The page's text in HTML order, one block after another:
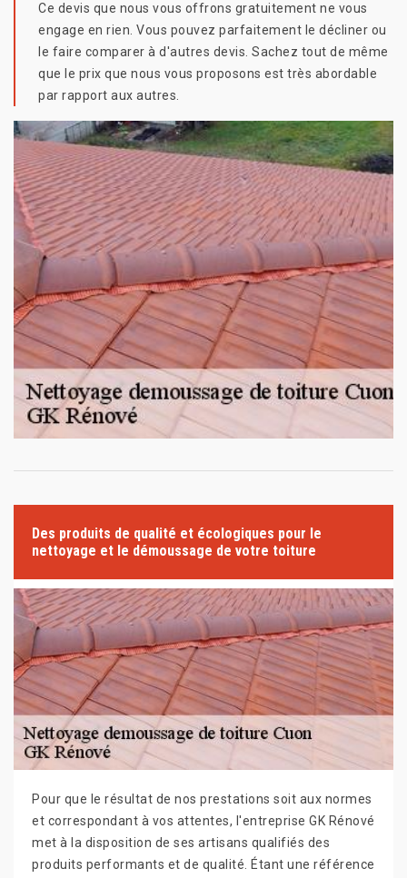
Ce devis que nous vous offrons gratuitement ne vous
engage en rien. Vous pouvez parfaitement le décliner ou
le faire comparer à d'autres devis. Sachez tout de même
que le prix que nous vous proposons est très abordable
par rapport aux autres.
Des produits de qualité et écologiques pour le
nettoyage et le démoussage de votre toiture
Pour que le résultat de nos prestations soit aux normes
et correspondant à vos attentes, l'entreprise GK Rénové
met à la disposition de ses artisans qualifiés des
produits performants et de qualité. Étant une référence